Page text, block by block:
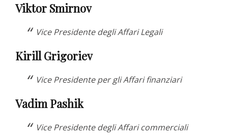
Viktor Smirnov
Vice Presidente degli Affari Legali
Kirill Grigoriev
Vice Presidente per gli Affari finanziari
Vadim Pashik
Vice Presidente degli Affari commerciali